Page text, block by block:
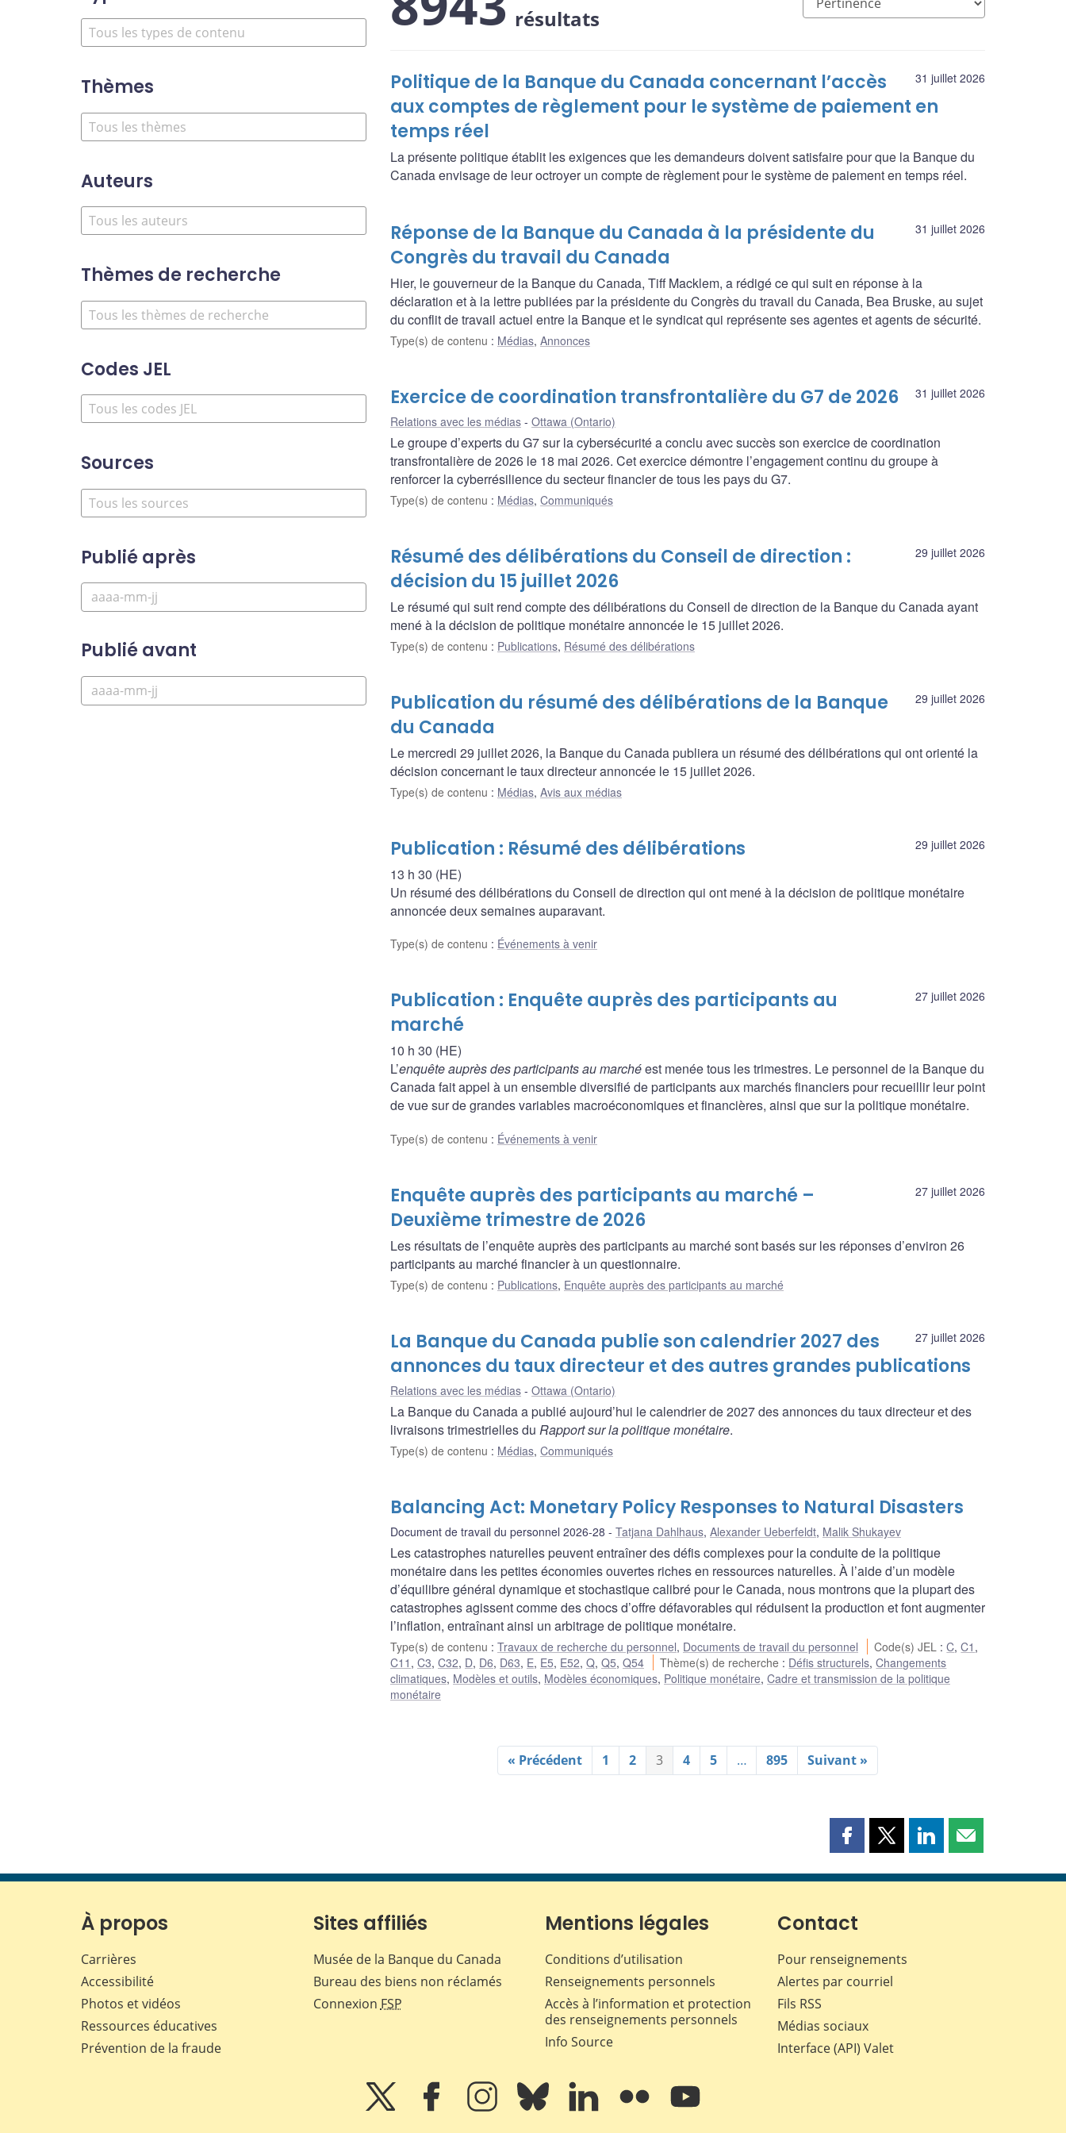
Thèmes
Auteurs
Thèmes de recherche
Codes JEL
Sources
Publié après
Publié avant
résultats
31 juillet 2026
Politique de la Banque du Canada concernant l’accès
aux comptes de règlement pour le système de paiement en
temps réel
La présente politique établit les exigences que les demandeurs doivent satisfaire pour que la Banque du
Canada envisage de leur octroyer un compte de règlement pour le système de paiement en temps réel.
31 juillet 2026
Réponse de la Banque du Canada à la présidente du
Congrès du travail du Canada
Hier, le gouverneur de la Banque du Canada, Tiff Macklem, a rédigé ce qui suit en réponse à la
déclaration et à la lettre publiées par la présidente du Congrès du travail du Canada, Bea Bruske, au sujet
du conflit de travail actuel entre la Banque et le syndicat qui représente ses agentes et agents de sécurité.
Type(s) de contenu : Médias, Annonces
31 juillet 2026
Exercice de coordination transfrontalière du G7 de 2026
Relations avec les médias Ottawa (Ontario)
Le groupe d’experts du G7 sur la cybersécurité a conclu avec succès son exercice de coordination
transfrontalière de 2026 le 18 mai 2026. Cet exercice démontre l’engagement continu du groupe à
renforcer la cyberrésilience du secteur financier de tous les pays du G7.
Type(s) de contenu : Médias, Communiqués
29 juillet 2026
Résumé des délibérations du Conseil de direction :
décision du 15 juillet 2026
Le résumé qui suit rend compte des délibérations du Conseil de direction de la Banque du Canada ayant
mené à la décision de politique monétaire annoncée le 15 juillet 2026.
Type(s) de contenu : Publications, Résumé des délibérations
29 juillet 2026
Publication du résumé des délibérations de la Banque
du Canada
Le mercredi 29 juillet 2026, la Banque du Canada publiera un résumé des délibérations qui ont orienté la
décision concernant le taux directeur annoncée le 15 juillet 2026.
Type(s) de contenu : Médias, Avis aux médias
29 juillet 2026
Publication : Résumé des délibérations
13 h 30 (HE)
Un résumé des délibérations du Conseil de direction qui ont mené à la décision de politique monétaire
annoncée deux semaines auparavant.
Type(s) de contenu : Événements à venir
27 juillet 2026
Publication : Enquête auprès des participants au
marché
10 h 30 (HE)
L’enquête auprès des participants au marchéest menée tous les trimestres. Le personnel de la Banque du
Canada fait appel à un ensemble diversifié de participants aux marchés financiers pour recueillir leur point
de vue sur de grandes variables macroéconomiques et financières, ainsi que sur la politique monétaire.
Type(s) de contenu : Événements à venir
27 juillet 2026
Enquête auprès des participants au marché –
Deuxième trimestre de 2026
Les résultats de l’enquête auprès des participants au marché sont basés sur les réponses d’environ 26
participants au marché financier à un questionnaire.
Type(s) de contenu : Publications, Enquête auprès des participants au marché
27 juillet 2026
La Banque du Canada publie son calendrier 2027 des
annonces du taux directeur et des autres grandes publications
Relations avec les médias Ottawa (Ontario)
La Banque du Canada a publié aujourd’hui le calendrier de 2027 des annonces du taux directeur et des
livraisons trimestrielles du Rapport sur la politique monétaire.
Type(s) de contenu : Médias, Communiqués
Balancing Act: Monetary Policy Responses to Natural Disasters
Document de travail du personnel 2026-28 Tatjana Dahlhaus, Alexander Ueberfeldt, Malik Shukayev
Les catastrophes naturelles peuvent entraîner des défis complexes pour la conduite de la politique
monétaire dans les petites économies ouvertes riches en ressources naturelles. À l’aide d’un modèle
d’équilibre général dynamique et stochastique calibré pour le Canada, nous montrons que la plupart des
catastrophes agissent comme des chocs d’offre défavorables qui réduisent la production et font augmenter
l’inflation, entraînant ainsi un arbitrage de politique monétaire.
Type(s) de contenu : Travaux de recherche du personnel, Documents de travail du personnel Code(s) JEL :C,C1 ,
C11 , C3, C32, D, D6, D63, E, E5, E52, Q, Q5, Q54 Thème(s) de recherche : Défis structurels,Changements
climatiques, Modèles et outils, Modèles économiques, Politique monétaire, Cadre et transmission de la politique
monétaire
« Précédent 1 2 3 4 5 … 895 Suivant »
Partager
page
Facebook
Partager
page
Partager
page
Partager
page
À propos
Carrières
Accessibilité
Photos et vidéos
Ressources éducatives
Prévention de la fraude
Sites affiliés
Musée de la Banque du Canada
Bureau des biens non réclamés
Connexion FSP
Mentions légales
Conditions d’utilisation
Renseignements personnels
Accès à l’information et protection
des renseignements personnels
Info Source
Contact
Pour renseignements
Alertes par courriel
Fils RSS
Médias sociaux
Interface (API) Valet